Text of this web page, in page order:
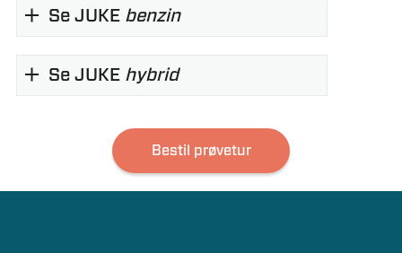
Se JUKE benzin
Forbrug v/blandet kørsel
16,9 - 17,2 km/l.
Bagagerumsvolumen
Se JUKE hybrid
Forbrug v/blandet kørsel
20,4 - 21,3 km/l.Bestil prøvetur